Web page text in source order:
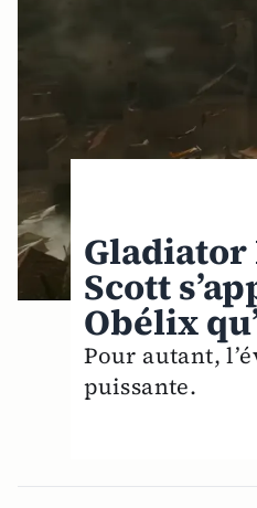
Scott
Obélix
Pour autant,
puissante.